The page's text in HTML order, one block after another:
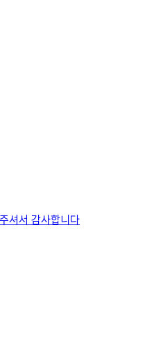
셔서 감사합니다